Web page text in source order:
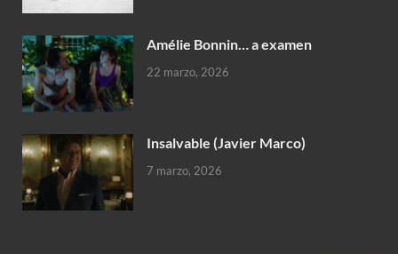
Amélie Bonnin… a examen
22 marzo, 2026
Insalvable (Javier Marco)
7 marzo, 2026